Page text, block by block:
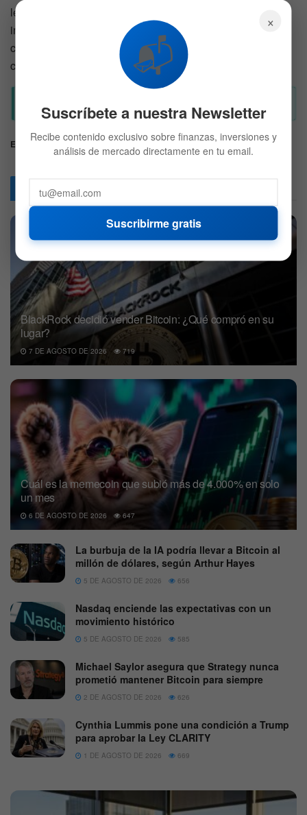
legal en curso entre la SEC y uno de los mayores
intercambios de criptomonedas del mundo, destacando el
complejo panorama regulatorio que enfrentan las
compañías cripto en la actualidad.
Etiquetas: Binance Caso Estados Unidos SEC
ArticulosRelacionados
BlackRock decidió vender Bitcoin: ¿Qué compró en su
lugar?
7 DE AGOSTO DE 2026 719
Cuál es la memecoin que subió más de 4.000% en solo
un mes
6 DE AGOSTO DE 2026 647
La burbuja de la IA podría llevar a Bitcoin al
millón de dólares, según Arthur Hayes
5 DE AGOSTO DE 2026 656
Nasdaq enciende las expectativas con un
movimiento histórico
5 DE AGOSTO DE 2026 585
Michael Saylor asegura que Strategy nunca
prometió mantener Bitcoin para siempre
2 DE AGOSTO DE 2026 626
Cynthia Lummis pone una condición a Trump
para aprobar la Ley CLARITY
1 DE AGOSTO DE 2026 669
×
📬
Suscríbete a nuestra Newsletter
Recibe contenido exclusivo sobre finanzas, inversiones y
análisis de mercado directamente en tu email.
Suscribirme gratis